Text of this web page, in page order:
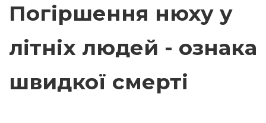
Погіршення нюху у
літніх людей - ознака
швидкої смерті